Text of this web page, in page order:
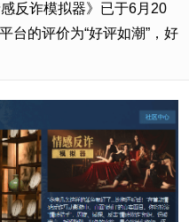
反诈模拟器》已于6月20
台的评价为“好评如潮”，好